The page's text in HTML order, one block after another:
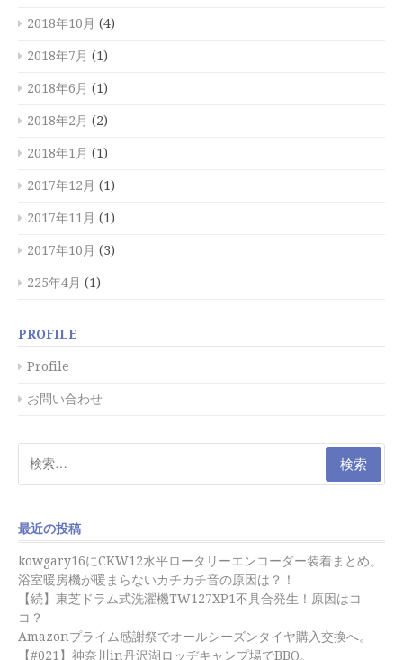
2018年10月 (4)
2018年7月 (1)
2018年6月 (1)
2018年2月 (2)
2018年1月 (1)
2017年12月 (1)
2017年11月 (1)
2017年10月 (3)
225年4月 (1)
PROFILE
Profile
お問い合わせ
索:
最近の投稿
kowgary16にCKW12水平ロータリーエンコーダー装着まとめ。
浴室暖房機が暖まらないカチカチ音の原因は？！
【続】東芝ドラム式洗濯機TW127XP1不具合発生！原因はコ
コ？
Amazonプライム感謝祭でオールシーズンタイヤ購入交換へ。
【#021】神奈川in丹沢湖ロッヂキャンプ場でBBQ。